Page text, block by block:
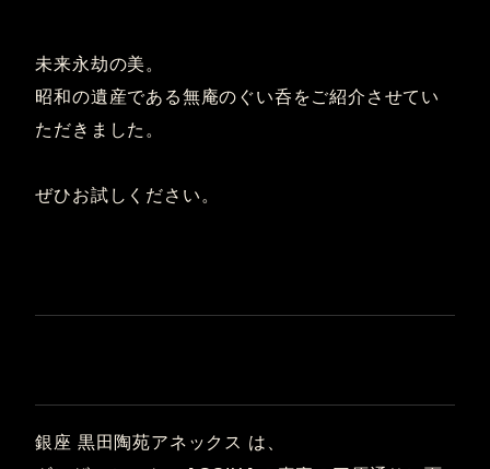
未来永劫の美。
昭和の遺産である無庵のぐい呑をご紹介させてい
ただきました。
ぜひお試しください。
銀座 黒田陶苑アネックス は、